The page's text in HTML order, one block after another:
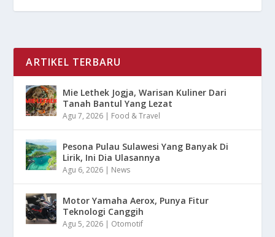
ARTIKEL TERBARU
Mie Lethek Jogja, Warisan Kuliner Dari
Tanah Bantul Yang Lezat
Agu 7, 2026 | Food & Travel
Pesona Pulau Sulawesi Yang Banyak Di
Lirik, Ini Dia Ulasannya
Agu 6, 2026 | News
Motor Yamaha Aerox, Punya Fitur
Teknologi Canggih
Agu 5, 2026 | Otomotif